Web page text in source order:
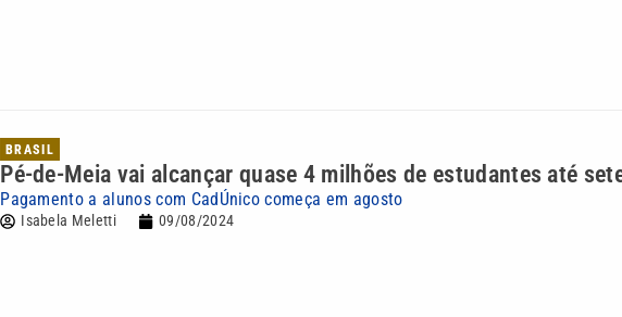
BRASIL
Pé-de-Meia vai alcançar quase 4 milhões de estudantes até
Pagamento a alunos com CadÚnico começa em agosto
Isabela Meletti 09/08/2024